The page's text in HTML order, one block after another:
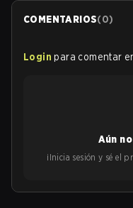
COMENTARIOS(0)
Login para comentar
Aún
¡Inicia sesión y sé el